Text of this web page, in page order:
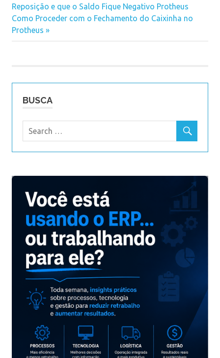
Navegação
de
Post
Post:
Reposição e que o Saldo Fique Negativo Protheus
Next
Post:
Como Proceder com o Fechamento do Caixinha no
Protheus
BUSCA